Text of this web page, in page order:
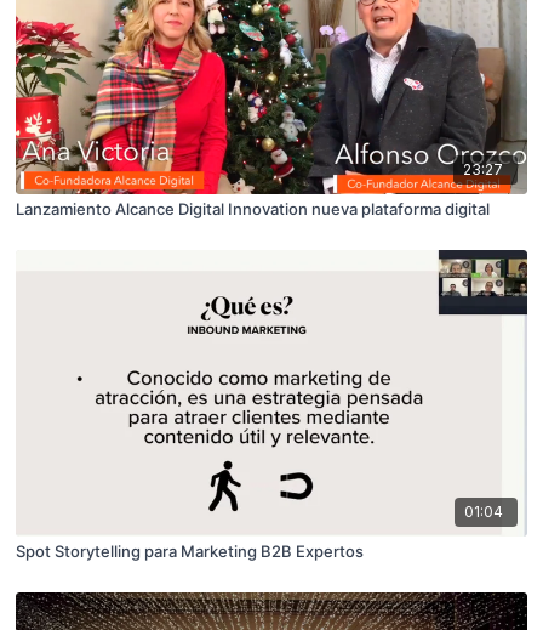
23:27
Lanzamiento Alcance Digital Innovation nueva plataforma digital
01:04
Spot Storytelling para Marketing B2B Expertos